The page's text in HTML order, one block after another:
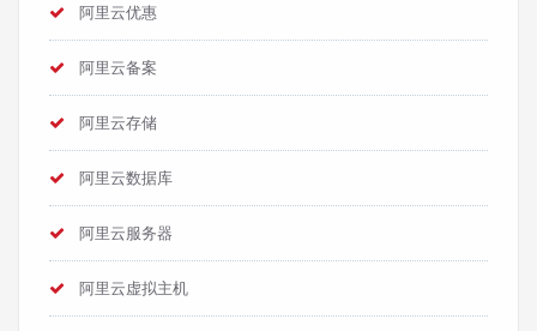
阿里云优惠
阿里云备案
阿里云存储
阿里云数据库
阿里云服务器
阿里云虚拟主机